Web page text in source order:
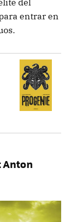
entrar en
Anton